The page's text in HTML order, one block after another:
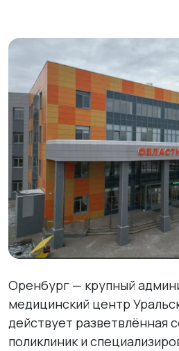
Оренбург — крупный
медицинский центр
действует разветвлённая
поликлиник и